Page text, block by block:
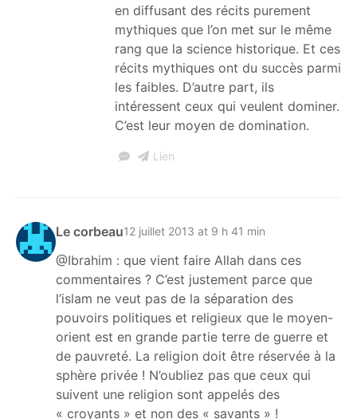
en diffusant des récits purement
mythiques que l’on met sur le même
rang que la science historique. Et ces
récits mythiques ont du succès parmi
les faibles. D’autre part, ils
intéressent ceux qui veulent dominer.
C’est leur moyen de domination.
Lien
Le corbeau12 juillet 2013 at 9 h 41 min
@Ibrahim : que vient faire Allah dans ces
commentaires ? C’est justement parce que
l’islam ne veut pas de la séparation des
pouvoirs politiques et religieux que le moyen-
orient est en grande partie terre de guerre et
de pauvreté. La religion doit être réservée à la
sphère privée ! N’oubliez pas que ceux qui
suivent une religion sont appelés des
« croyants » et non des « savants » !